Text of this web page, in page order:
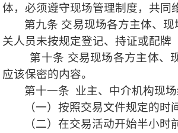
体，必须遵守现场管理制度，共同
第九条 交易现场各方主体、
关人员未按规定登记、持证或配牌
第十条 交易现场各方主体、
应该保密的内容。
第十一条 业主、中介机构现
（一）按照交易文件规定的时
（二）在交易活动开始半小时